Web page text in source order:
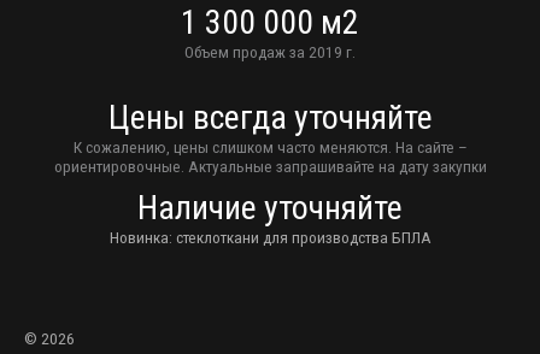
1 300 000 м2
Объем продаж за 2019 г.
Цены всегда уточняйте
К сожалению, цены слишком часто меняются. На сайте –
ориентировочные. Актуальные запрашивайте на дату закупки
Наличие уточняйте
Новинка: стеклоткани для производства БПЛА
© 2026